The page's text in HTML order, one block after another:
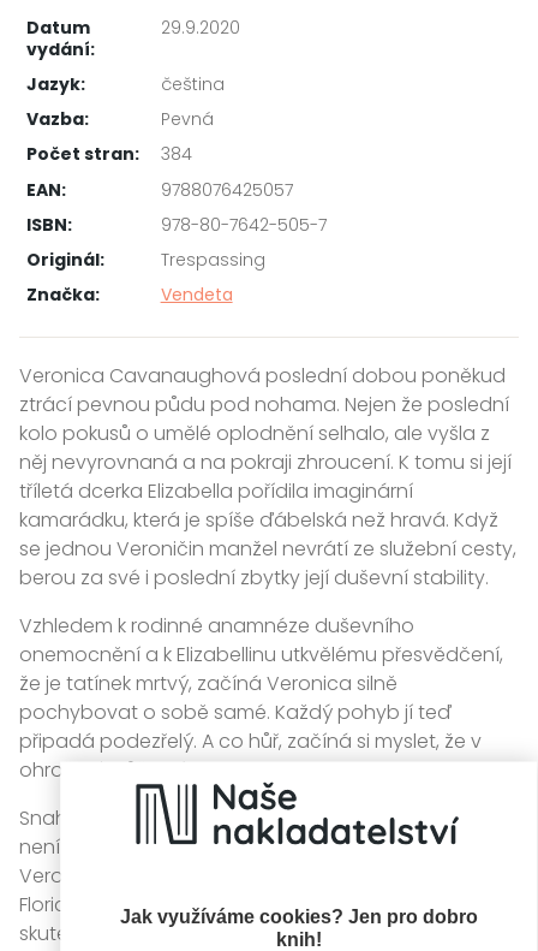
Jak využíváme cookies? Jen pro dobro
knih!
Datum
vydání:
29.9.2020
Jazyk:
čeština
Vazba:
Pevná
Počet stran:
384
EAN:
9788076425057
ISBN:
978-80-7642-505-7
Originál:
Trespassing
Značka:
Vendeta
Veronica Cavanaughová poslední dobou poněkud
ztrácí pevnou půdu pod nohama. Nejen že poslední
kolo pokusů o umělé oplodnění selhalo, ale vyšla z
něj nevyrovnaná a na pokraji zhroucení. K tomu si její
tříletá dcerka Elizabella pořídila imaginární
kamarádku, která je spíše ďábelská než hravá. Když
se jednou Veroničin manžel nevrátí ze služební cesty,
berou za své i poslední zbytky její duševní stability.
Vzhledem k rodinné anamnéze duševního
onemocnění a k Elizabellinu utkvělému přesvědčení,
že je tatínek mrtvý, začíná Veronica silně
pochybovat o sobě samé. Každý pohyb jí teď
připadá podezřelý. A co hůř, začíná si myslet, že v
ohrožení může být i ona s dcerkou.
Snaha vyřešit manželovo zmizení i sílící pocit, že nic
není tak, jak se ještě nedávno zdálo být, přivedou
Veronicu z předměstí Chicaga až na souostroví
Florida Keys. Tam však začne ztrácet jistotu, že chce
skutečně znát pravdu.